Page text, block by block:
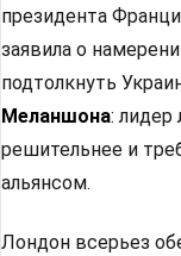
президента
заявила о
подтолкнуть
Меланшона: лидер
решительнее и
альянсом.
Лондон всерьез